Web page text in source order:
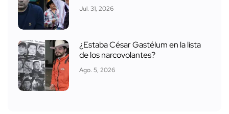
Jul. 31, 2026
¿Estaba César Gastélum en la lista
de los narcovolantes?
Ago. 5, 2026